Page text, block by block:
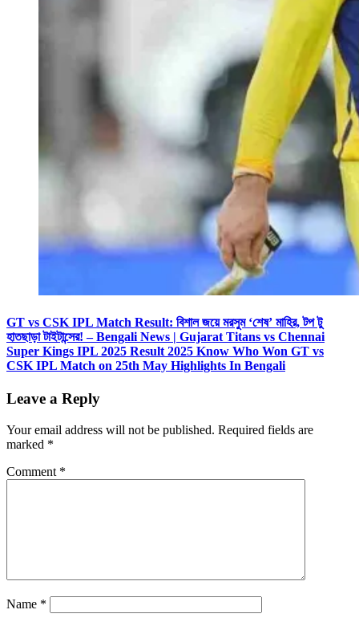
GT vs CSK IPL Match Result: বিশাল জয়ে মরসুম ‘শেষ’ মাহির, টপ টু
হাতছাড়া টাইটান্সের! – Bengali News | Gujarat Titans vs Chennai
Super Kings IPL 2025 Result 2025 Know Who Won GT vs
CSK IPL Match on 25th May Highlights In Bengali
Leave a Reply
Your email address will not be published. Required fields are
marked *
Comment *
Name *